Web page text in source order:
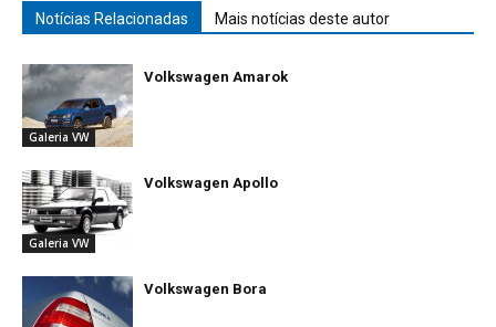
Notícias Relacionadas Mais notícias deste autor
Galeria VW
Volkswagen Amarok
Galeria VW
Volkswagen Apollo
Volkswagen Bora